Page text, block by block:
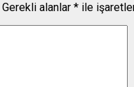
Gerekli alanlar * ile